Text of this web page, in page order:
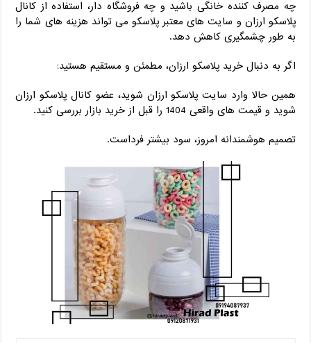
چه مصرف‌ کننده خانگی باشید و چه فروشگاه‌ دار، استفاده از کانال
پلاسکو ارزان و سایت ‌های معتبر پلاسکو می ‌تواند هزینه ‌های شما را
به‌ طور چشمگیری کاهش دهد.
اگر به دنبال خرید پلاسکو ارزان، مطمئن و مستقیم هستید:
همین حالا وارد سایت پلاسکو ارزان شوید، عضو کانال پلاسکو ارزان
شوید و قیمت ‌های واقعی 1404 را قبل از خرید بازار بررسی کنید.
تصمیم هوشمندانه امروز، سود بیشتر فرداست.